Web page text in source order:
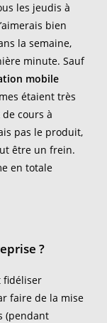
les jeudis à
bien
la semaine,
minute. Sauf
mobile
étaient très
de cours à
pas le produit,
être un frein.
en totale
?
fidéliser
faire de la mise
(pendant